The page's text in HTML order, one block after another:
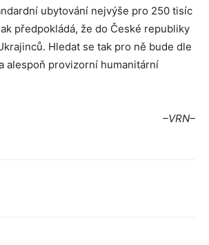
ubytování nejvýše pro 250 tisíc
předpokládá, že do České republiky
Hledat se tak pro ně bude dle
alespoň provizorní humanitární
–VRN–